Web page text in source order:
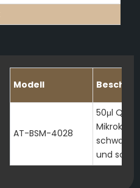
Modell
AT-BSM-4028
50μl
und